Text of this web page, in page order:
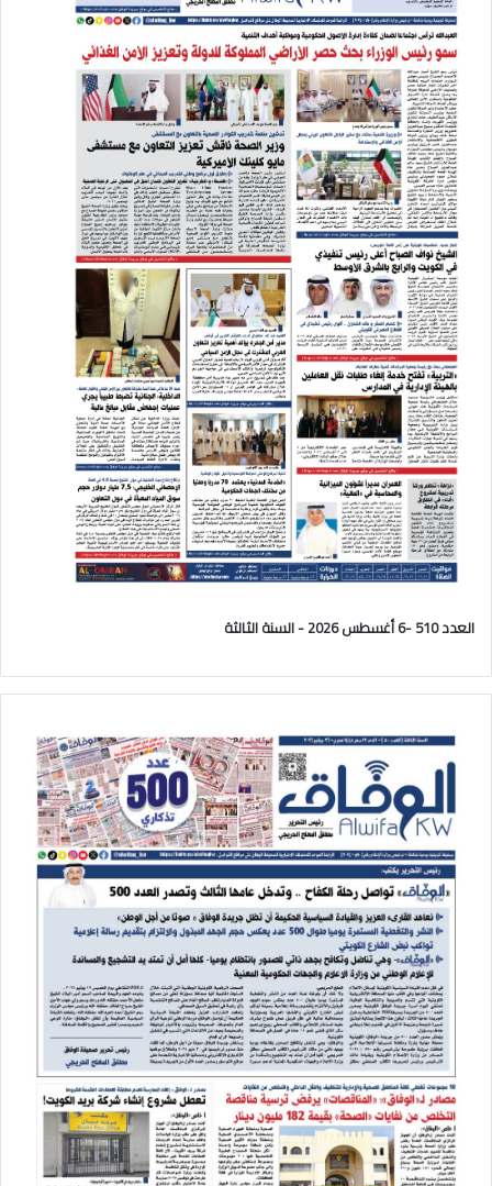
العدد 510 -6 أغسطس 2026 - السنة الثالثة